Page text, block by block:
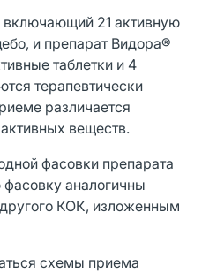
21 активную
и препарат Видора®
таблетки и 4
терапевтически
различается
веществ.
фасовки препарата
аналогичны
КОК, изложенным
схемы приема